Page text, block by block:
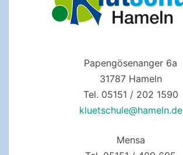
Papengösenanger 6a
31787 Hameln
Tel. 05151 / 202 1590
kluetschule@hameln.de
Mensa